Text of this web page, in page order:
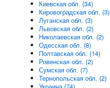
Киевская обл. (34)
Кировоградская обл. (3)
Луганская обл. (3)
Львовская обл. (2)
Николаевская обл. (2)
Одесская обл. (8)
Полтавская обл. (14)
Ровенская обл. (2)
Сумская обл. (7)
Тернопольская обл. (2)